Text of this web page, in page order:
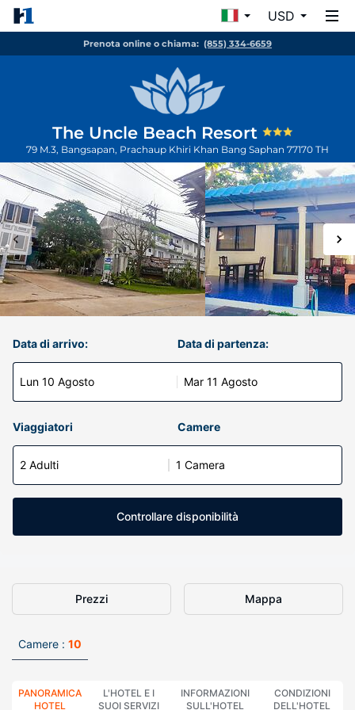
USD
Prenota online o chiama: (855) 334-6659
The Uncle Beach Resort
79 M.3, Bangsapan, Prachaup Khiri Khan Bang Saphan 77170 TH
Data di arrivo:
Lun 10 Agosto
Data di partenza:
Mar 11 Agosto
Viaggiatori Camere
2 Adulti 1 Camera
Controllare disponibilità
Prezzi Mappa
Camere : 10
PANORAMICA
HOTEL
L'HOTEL E I
SUOI SERVIZI
INFORMAZIONI
SULL'HOTEL
CONDIZIONI
DELL'HOTEL